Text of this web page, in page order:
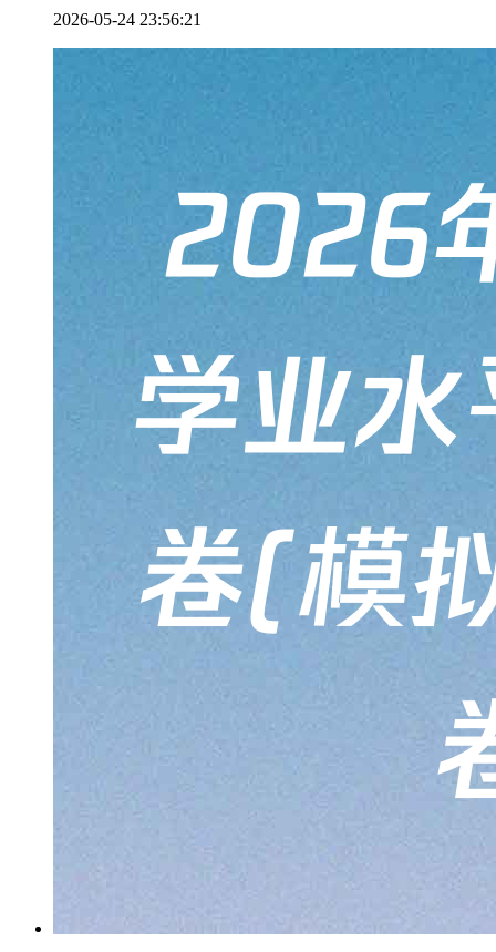
2026-05-24 23:56:21